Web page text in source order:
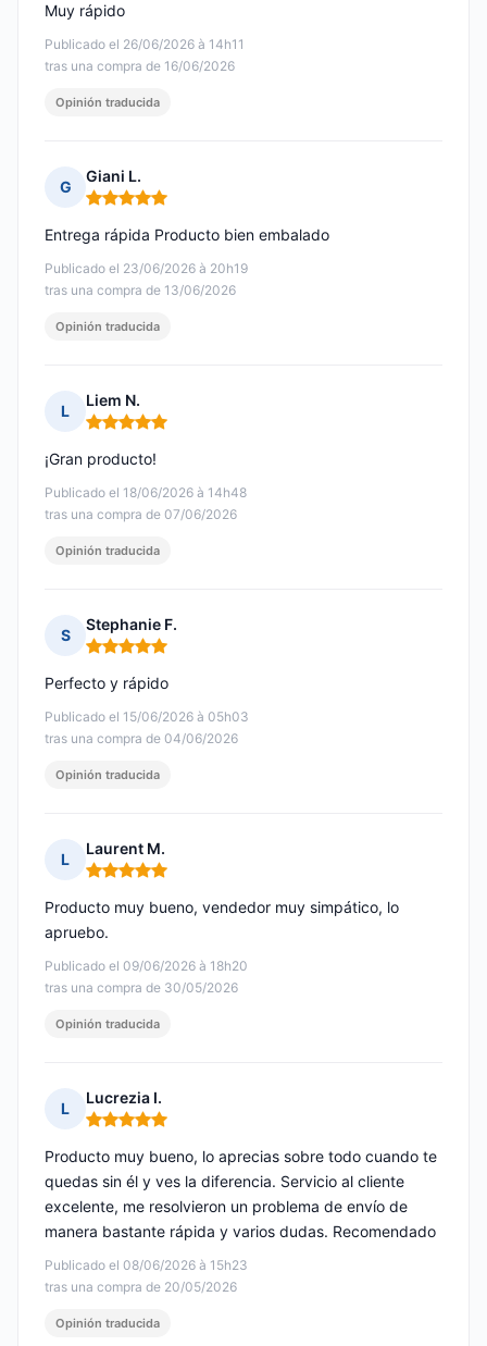
Publicado el 26/06/2026 à 14h11
tras una compra de 16/06/2026
Muy rápido
Opinión traducida
G
Giani L.
Nota: 5 de 5
Publicado el 23/06/2026 à 20h19
tras una compra de 13/06/2026
Entrega rápida Producto bien embalado
Opinión traducida
L
Liem N.
Nota: 5 de 5
Publicado el 18/06/2026 à 14h48
tras una compra de 07/06/2026
¡Gran producto!
Opinión traducida
S
Stephanie F.
Nota: 5 de 5
Publicado el 15/06/2026 à 05h03
tras una compra de 04/06/2026
Perfecto y rápido
Opinión traducida
L
Laurent M.
Nota: 5 de 5
Publicado el 09/06/2026 à 18h20
tras una compra de 30/05/2026
Producto muy bueno, vendedor muy simpático, lo
apruebo.
Opinión traducida
L
Lucrezia I.
Nota: 5 de 5
Publicado el 08/06/2026 à 15h23
tras una compra de 20/05/2026
Producto muy bueno, lo aprecias sobre todo cuando te
quedas sin él y ves la diferencia. Servicio al cliente
excelente, me resolvieron un problema de envío de
manera bastante rápida y varios dudas. Recomendado
Opinión traducida